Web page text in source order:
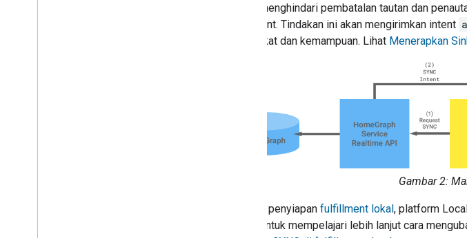
Untuk menghindari pembatalan tautan dan
Assistant. Tindakan ini akan mengirimkan intent
perangkat dan kemampuan. Lihat Menerapkan
Gambar 2:
Selama penyiapan fulfillment lokal , platform
Anda. Untuk mempelajari lebih lanjut cara